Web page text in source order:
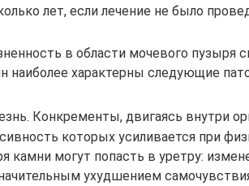
лет, если лечение не было
в области мочевого пузыря
наиболее характерны следующие
Конкременты, двигаясь внутри
которых усиливается при
камни могут попасть в уретру:
ухудшением